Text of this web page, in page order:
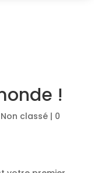
!
Non classé| 0